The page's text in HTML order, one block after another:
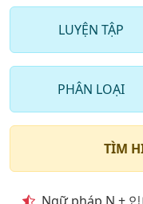
. Chuyên ngành
16. Chuyên ngành
. Chuyên ngành
18. Chuyên ngành
. Chuyên ngành
LUYỆN TẬP
PHÂN LOẠI
TÌM